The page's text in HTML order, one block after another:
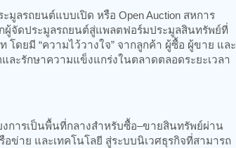
มูลรถยนต์แบบเปิด หรือ Open Auction สหการ
จัดประมูลรถยนต์สู่แพลตฟอร์มประมูลสินทรัพย์ที่
ดยมี “ความไว้วางใจ” จากลูกค้า ผู้ซื้อ ผู้ขาย และ
ะรักษาความแข็งแกร่งในตลาดตลอดระยะเวลา
การเป็นพื้นที่กลางสำหรับซื้อ–ขายสินทรัพย์ผ่าน
ข่าย และเทคโนโลยี สู่ระบบนิเวศธุรกิจที่สามารถ